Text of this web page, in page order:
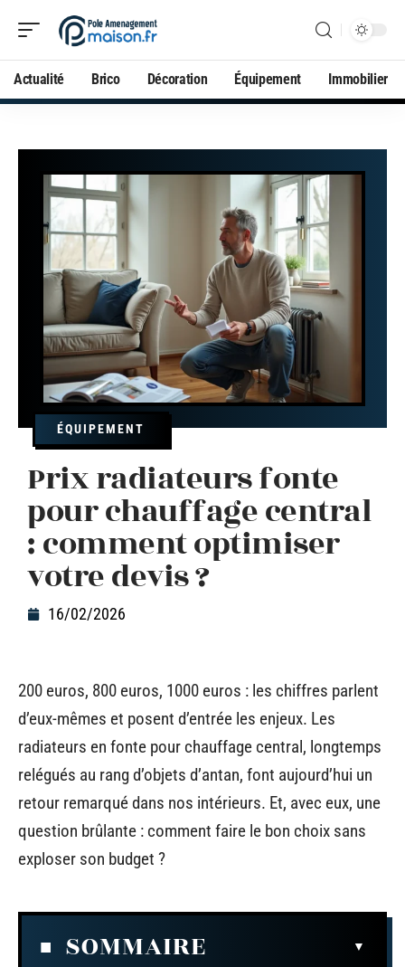
Actualité Brico Décoration Équipement Immobilier
ÉQUIPEMENT
Prix radiateurs fonte
pour chauffage central
: comment optimiser
votre devis ?
16/02/2026
200 euros, 800 euros, 1000 euros : les chiffres parlent
d’eux-mêmes et posent d’entrée les enjeux. Les
radiateurs en fonte pour chauffage central, longtemps
relégués au rang d’objets d’antan, font aujourd’hui un
retour remarqué dans nos intérieurs. Et, avec eux, une
question brûlante : comment faire le bon choix sans
exploser son budget ?
SOMMAIRE